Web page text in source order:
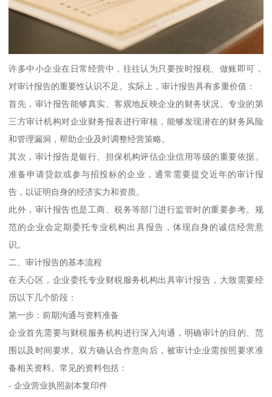
许多中小企业在日常经营中，往往认为只要按时报税、做账即可，
对审计报告的重要性认识不足。实际上，审计报告具有多重价值：
首先，审计报告能够真实、客观地反映企业的财务状况。专业的第
三方审计机构对企业财务报表进行审核，能够发现潜在的财务风险
和管理漏洞，帮助企业及时调整经营策略。
其次，审计报告是银行、担保机构评估企业信用等级的重要依据。
准备申请贷款或参与招投标的企业，通常需要提交近年的审计报
告，以证明自身的经济实力和资质。
此外，审计报告也是工商、税务等部门进行监管时的重要参考。规
范的企业会定期委托专业机构出具报告，体现自身的诚信经营意
识。
二、审计报告的基本流程
在天心区，企业委托专业财税服务机构出具审计报告，大致需要经
历以下几个阶段：
第一步：前期沟通与资料准备
企业首先需要与财税服务机构进行深入沟通，明确审计的目的、范
围以及时间要求。双方确认合作意向后，被审计企业需按照要求准
备相关资料。常见的资料包括：
- 企业营业执照副本复印件